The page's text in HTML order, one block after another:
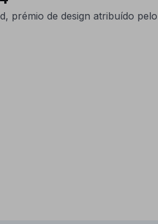
prémio de design atribuído